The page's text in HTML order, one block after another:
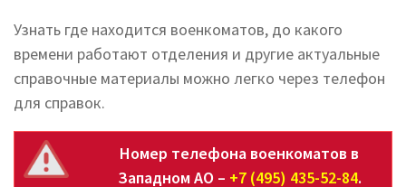
Узнать где находится военкоматов, до какого
времени работают отделения и другие актуальные
справочные материалы можно легко через телефон
для справок.
Номер телефона военкоматов в
Западном АО – +7 (495) 435-52-84.